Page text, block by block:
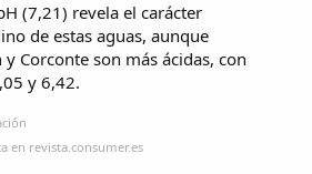
(7,21) revela el carácter
de estas aguas, aunque
Corconte son más ácidas, con
y 6,42.
en revista.consumer.es